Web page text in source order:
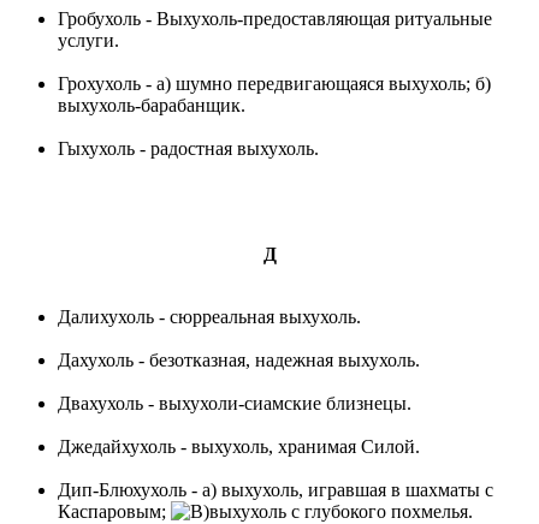
Гробухоль - Выхухоль-предоставляющая ритуальные
услуги.
Грохухоль - а) шумно передвигающаяся выхухоль; б)
выхухоль-барабанщик.
Гыхухоль - радостная выхухоль.
Д
Далихухоль - сюрреальная выхухоль.
Дахухоль - безотказная, надежная выхухоль.
Двахухоль - выхухоли-сиамские близнецы.
Джедайхухоль - выхухоль, хранимая Силой.
Дип-Блюхухоль - a) выхухоль, игравшая в шахматы с
Каспаровым;
выхухоль с глубокого похмелья.